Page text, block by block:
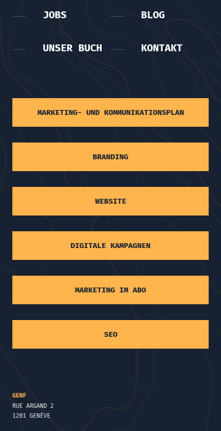
JOBS BLOG
UNSER BUCH KONTAKT
MARKETING- UND KOMMUNIKATIONSPLAN
BRANDING
WEBSITE
DIGITALE KAMPAGNEN
MARKETING IM ABO
SEO
GENF
RUE ARGAND 2
1201 GENÈVE